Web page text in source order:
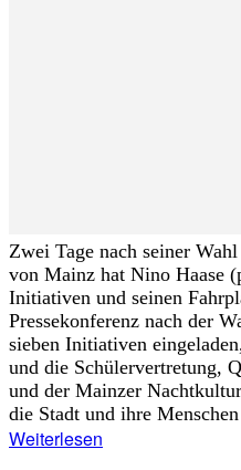
Zwei Tage nach seiner
von Mainz hat Nino Haase
Initiativen und seinen
Pressekonferenz nach der
sieben Initiativen
und die Schülervertretung,
und der Mainzer
die Stadt und ihre
Weiterlesen